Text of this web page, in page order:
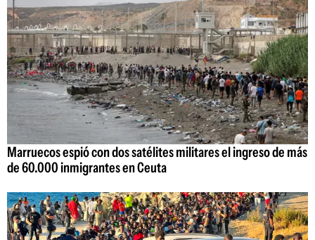
Marruecos espió con dos satélites militares el ingreso de más
de 60.000 inmigrantes en Ceuta